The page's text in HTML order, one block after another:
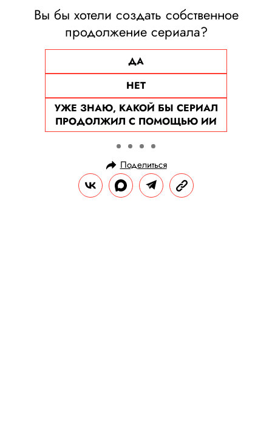
Вы бы хотели создать собственное
продолжение сериала?
ДА
НЕТ
УЖЕ ЗНАЮ, КАКОЙ БЫ СЕРИАЛ
ПРОДОЛЖИЛ С ПОМОЩЬЮ ИИ
Поделиться